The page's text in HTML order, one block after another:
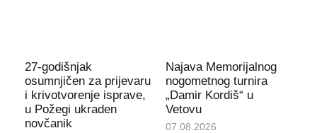
27-godišnjak
osumnjičen za prijevaru
i krivotvorenje isprave,
u Požegi ukraden
novčanik
Najava Memorijalnog
nogometnog turnira
„Damir Kordiš“ u
Vetovu
07.08.2026